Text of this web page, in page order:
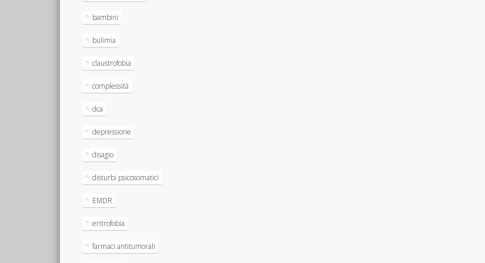
bambini
bulimia
claustrofobia
complessità
dca
depressione
disagio
disturbi psicosomatici
EMDR
eritrofobia
farmaci antitumorali